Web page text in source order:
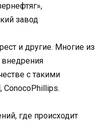
завод
и другие. Многие из
с такими
ConocoPhillips.
где происходит